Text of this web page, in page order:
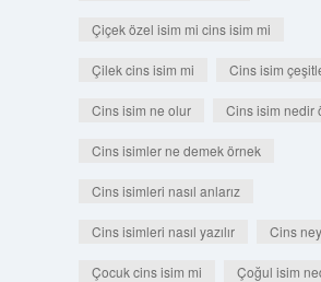
Çiçek özel isim mi cins isim mi
Çilek cins isim mi Cins isim
Cins isim ne olur Cins isim nedir
Cins isimler ne demek örnek
Cins isimleri nasıl anlarız
Cins isimleri nasıl yazılır Cins
Çocuk cins isim mi Çoğul isim